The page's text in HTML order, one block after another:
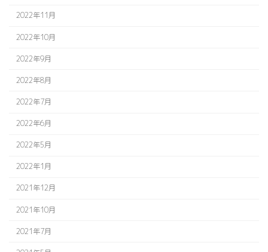
2022年11月
2022年10月
2022年9月
2022年8月
2022年7月
2022年6月
2022年5月
2022年1月
2021年12月
2021年10月
2021年7月